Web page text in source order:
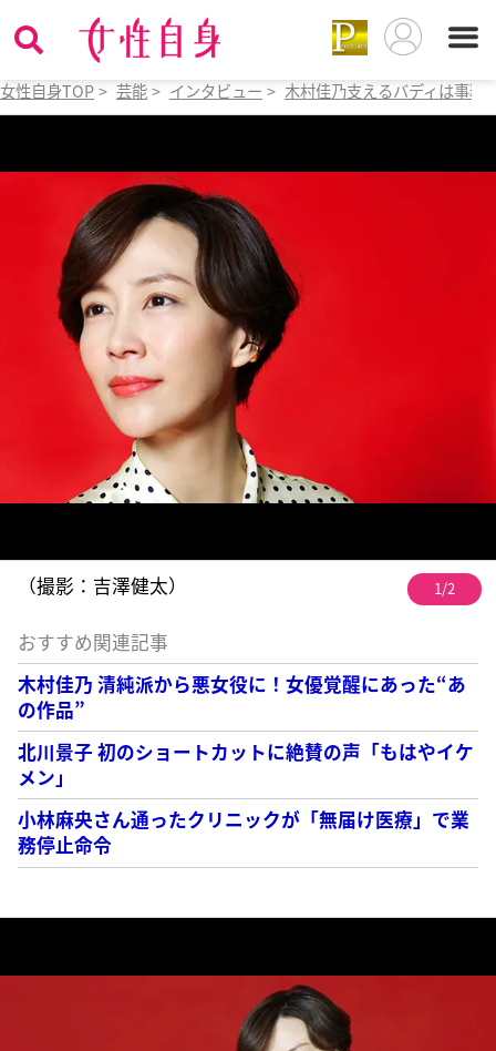
女性自身TOP > 芸能 > インタビュー > 木村佳乃支えるバディは事務
（撮影：吉澤健太） 1/2
おすすめ関連記事
木村佳乃 清純派から悪女役に！女優覚醒にあった“あ
の作品”
北川景子 初のショートカットに絶賛の声「もはやイケ
メン」
小林麻央さん通ったクリニックが「無届け医療」で業
務停止命令